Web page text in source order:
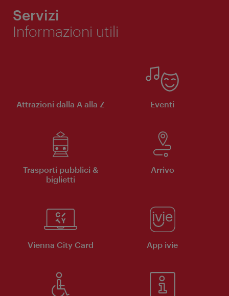
Servizi
Informazioni utili
Attrazioni dalla A alla Z Eventi
Trasporti pubblici &
biglietti
Arrivo
Vienna City Card App ivie